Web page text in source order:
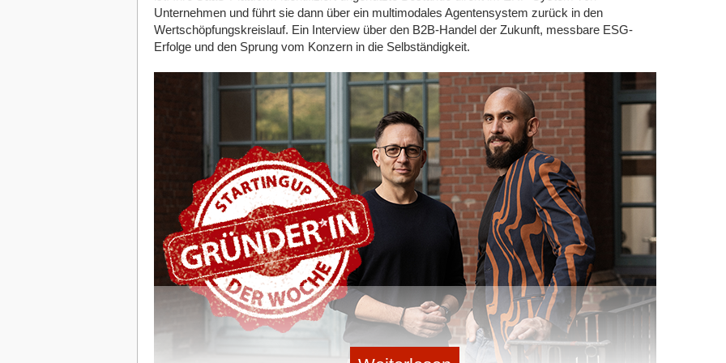
den Luftweg. Die Hochleistungsdrohnen werden von ausgebildeten Drohnenpilot*innen von
einem technologisch modernen Leitstand aus geflogen und überwacht. Das erfordert nicht nur
die beste Soft- und Hardware, sondern auch höchste Konzentration und
Die Drohnen, die das Unternehmen über langjährige Partner wie die HHLA Sky aus Hamburg
oder Striekair aus Gütersloh bezieht, sind in der Lage, lebenswichtige Medikamente, Ersatzteile
oder urbane Expresslieferungen schneller und effizienter zu transportieren als herkömmliche
Liefermethoden. Diese Innovation will das traditionelle Straßennetz durch eine autonome
Infrastruktur in der Luft ersetzen und den Weg für eine zukunftsfähige Logistikbranche ebnen.
Bis Ende 2025 will Morpheus eine Flotte von 20 Drohnen in der Luft haben. Diese soll nicht nur
Waren, lebenswichtige Medikamente und Laborproben transportieren, sondern auch das
Potenzial haben, bestehende Logistik- und Transportsysteme grundlegend zu ergänzen und bei
Bedarf zu ersetzen.
Koerschultes Ziel ist klar definiert: Bis 2026 möchte er das Unternehmen auf 250 Mitarbeitende
ausbauen und einen Umsatz von fünf bis acht Millionen Euro erzielen. Der Unternehmer weiß,
dass der Weg dorthin herausfordernd ist, doch er ist überzeugt, dass seine Technologie
wirtschaftlichen Nutzen und Sinnhaftigkeit in sich vereint: „Wir müssen innovativ denken und
handeln, aber wir dürfen dabei niemals die Menschen aus den Augen verlieren, die von dieser
Technologie profitieren.“
Unternehmen und führt sie dann über ein multimodales Agentensystem zurück in den
Wertschöpfungskreislauf. Ein Interview über den B2B-Handel der Zukunft, messbare ESG-
Erfolge und den Sprung vom Konzern in die Selbständigkeit.